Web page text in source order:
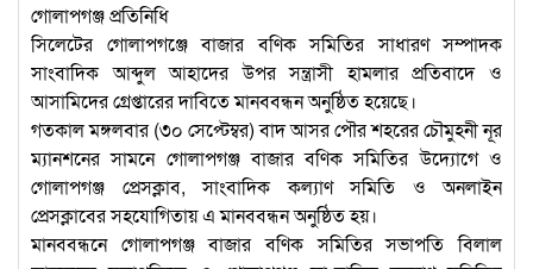
গোলাপগঞ্জ প্রতিনিধি
সিলেটের গোলাপগঞ্জে বাজার বণিক সমিতির সাধারণ সম্পাদক
সাংবাদিক আব্দুল আহাদের উপর সন্ত্রাসী হামলার প্রতিবাদে ও
আসামিদের গ্রেপ্তারের দাবিতে মানববন্ধন অনুষ্ঠিত হয়েছে।
গতকাল মঙ্গলবার (৩০ সেপ্টেম্বর) বাদ আসর পৌর শহরের চৌমুহনী নূর
ম্যানশনের সামনে গোলাপগঞ্জ বাজার বণিক সমিতির উদ্যোগে ও
গোলাপগঞ্জ প্রেসক্লাব, সাংবাদিক কল্যাণ সমিতি ও অনলাইন
প্রেসক্লাবের সহযোগিতায় এ মানববন্ধন অনুষ্ঠিত হয়।
মানববন্ধনে গোলাপগঞ্জ বাজার বণিক সমিতির সভাপতি বিলাল